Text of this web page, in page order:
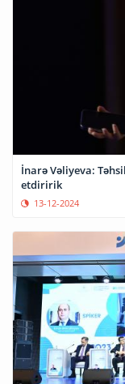
İnarə Vəliyeva: Təhsil
etdiririk
13-12-2024